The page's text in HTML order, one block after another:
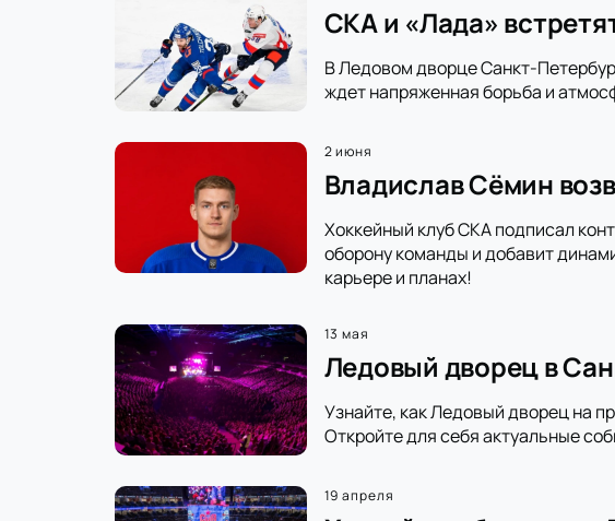
СКА и «Лада»
В Ледовом дворце Санкт-
ждет напряженная борьба и
2 июня
Владислав Сёмин
Хоккейный клуб СКА подписал
оборону команды и добавит
карьере и планах!
13 мая
Ледовый дворец в
Узнайте, как Ледовый дворец на
Откройте для себя актуальные
19 апреля